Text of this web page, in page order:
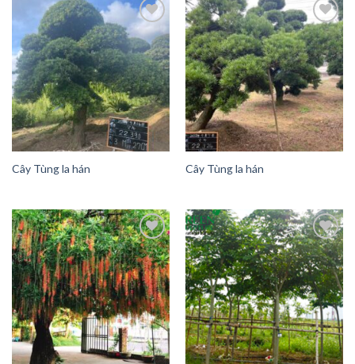
Add to
Wishlist
Cây Tùng la hán
Add to
Wishlist
Cây Tùng la hán
Add to
Wishlist
Add to
Wishlist